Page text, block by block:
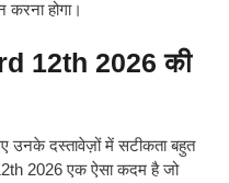
होगा।
12th 2026 की
उनके दस्तावेज़ों में सटीकता बहुत
2026 एक ऐसा कदम है जो